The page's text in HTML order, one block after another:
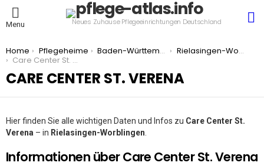
Menu Neues Zuhause Pflegeeinrichtungen Deutschland
You are here:
Home Pflegeheime Baden-Württemberg
Rielasingen-Worblingen
Care Center St. Verena
CARE CENTER ST. VERENA
Hier finden Sie alle wichtigen Daten und Infos zu Care Center St.
Verena – in Rielasingen-Worblingen
Informationen über Care Center St. Verena